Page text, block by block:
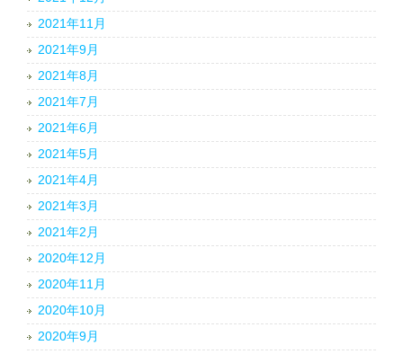
2021年11月
2021年9月
2021年8月
2021年7月
2021年6月
2021年5月
2021年4月
2021年3月
2021年2月
2020年12月
2020年11月
2020年10月
2020年9月